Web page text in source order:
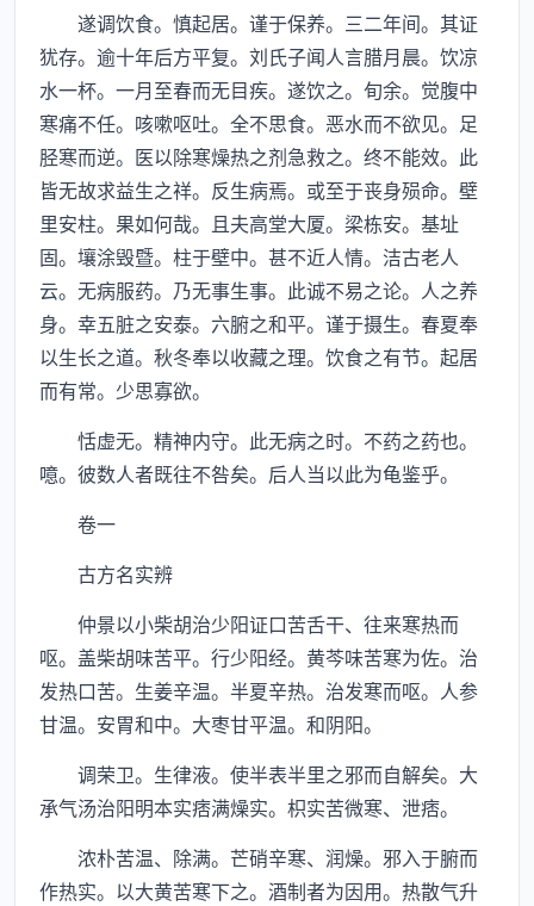
遂调饮食。慎起居。谨于保养。三二年间。其证
犹存。逾十年后方平复。刘氏子闻人言腊月晨。饮凉
水一杯。一月至春而无目疾。遂饮之。旬余。觉腹中
寒痛不任。咳嗽呕吐。全不思食。恶水而不欲见。足
胫寒而逆。医以除寒燥热之剂急救之。终不能效。此
皆无故求益生之祥。反生病焉。或至于丧身殒命。壁
里安柱。果如何哉。且夫高堂大厦。梁栋安。基址
固。壤涂毁暨。柱于壁中。甚不近人情。洁古老人
云。无病服药。乃无事生事。此诚不易之论。人之养
身。幸五脏之安泰。六腑之和平。谨于摄生。春夏奉
以生长之道。秋冬奉以收藏之理。饮食之有节。起居
而有常。少思寡欲。
恬虚无。精神内守。此无病之时。不药之药也。
噫。彼数人者既往不咎矣。后人当以此为龟鉴乎。
卷一
古方名实辨
仲景以小柴胡治少阳证口苦舌干、往来寒热而
呕。盖柴胡味苦平。行少阳经。黄芩味苦寒为佐。治
发热口苦。生姜辛温。半夏辛热。治发寒而呕。人参
甘温。安胃和中。大枣甘平温。和阴阳。
调荣卫。生律液。使半表半里之邪而自解矣。大
承气汤治阳明本实痞满燥实。枳实苦微寒、泄痞。
浓朴苦温、除满。芒硝辛寒、润燥。邪入于腑而
作热实。以大黄苦寒下之。酒制者为因用。热散气升